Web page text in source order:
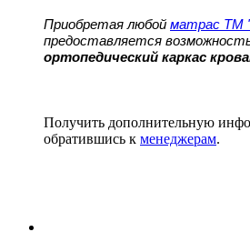
Приобретая любой матрас ТМ
предоставляется
ортопедический каркас
Получить дополнительную
обратившись к менеджерам.